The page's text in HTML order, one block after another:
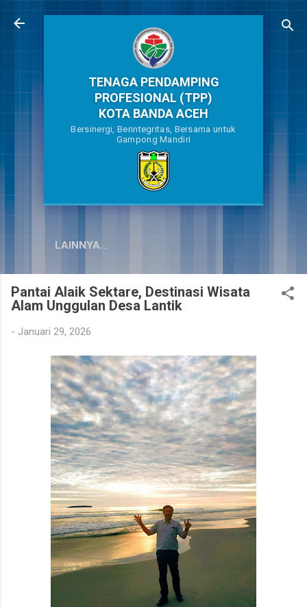
Langsung ke konten utama
TENAGA PENDAMPING
PROFESIONAL (TPP)
KOTA BANDA ACEH
Bersinergi, Berintegritas, Bersama untuk
Gampong Mandiri
LAINNYA…
Pantai Alaik Sektare, Destinasi Wisata
Alam Unggulan Desa Lantik
- Januari 29, 2026